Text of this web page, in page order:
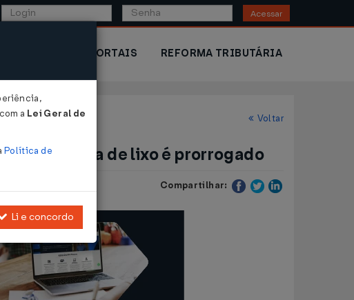
Acessar
EXTERIOR PORTAIS REFORMA TRIBUTÁRIA
prorrogado... Voltar
e da taxa de lixo é prorrogado
Compartilhar:
a Lei Geral de
Política de
Li e concordo